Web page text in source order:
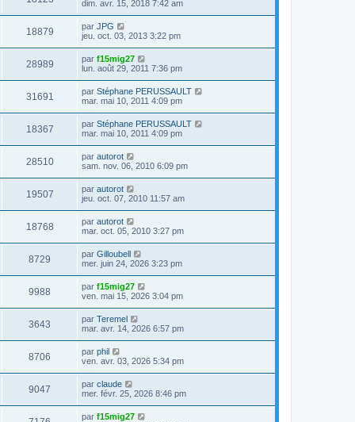
a
m
e
s
s
a
g
e
d
e
n
i
e
m
e
s
s
e
dim. avr. 15, 2018 7:42 am
18879 par JPG
jeu. oct. 03, 2013 3:22 pm
28989 par f15mig27
lun. août 29, 2011 7:36 pm
31691 par Stéphane PERUSSAULT
mar. mai 10, 2011 4:09 pm
18367 par Stéphane PERUSSAULT
mar. mai 10, 2011 4:09 pm
28510 par autorot
sam. nov. 06, 2010 6:09 pm
19507 par autorot
jeu. oct. 07, 2010 11:57 am
18768 par autorot
mar. oct. 05, 2010 3:27 pm
8729 par Gilloubell
mer. juin 24, 2026 3:23 pm
9988 par f15mig27
ven. mai 15, 2026 3:04 pm
3643 par Teremel
mar. avr. 14, 2026 6:57 pm
8706 par phil
ven. avr. 03, 2026 5:34 pm
9047 par claude
mer. févr. 25, 2026 8:46 pm
par f15mig27